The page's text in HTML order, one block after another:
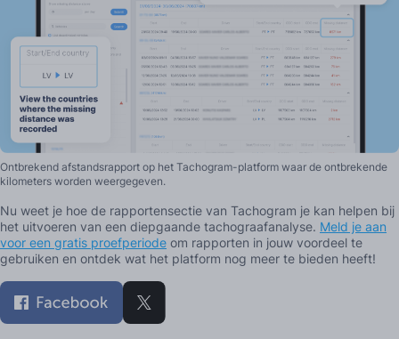
Ontbrekend afstandsrapport op het Tachogram-platform waar de ontbrekende
kilometers worden weergegeven.
Nu weet je hoe de rapportensectie van Tachogram je kan helpen bij
het uitvoeren van een diepgaande tachograafanalyse. Meld je aan
voor een gratis proefperiode om rapporten in jouw voordeel te
gebruiken en ontdek wat het platform nog meer te bieden heeft!